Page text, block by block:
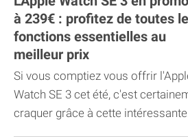
à 239€ : profitez de toutes
fonctions essentielles au
meilleur prix
Si vous comptiez vous offrir
Watch SE 3 cet été, c'est
craquer grâce à cette